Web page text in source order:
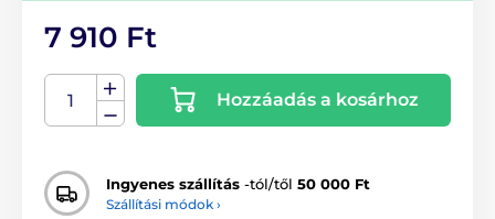
7 910 Ft
Hozzáadás a kosárhoz
Ingyenes szállítás -tól/től 50 000 Ft
Szállítási módok ›